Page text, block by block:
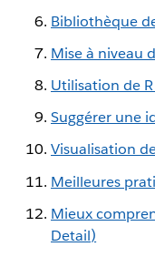
Bibliothèque
Mise à niveau
Utilisation de
Suggérer une
Visualisation
Meilleures
Mieux
Detail)